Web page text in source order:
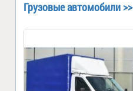
Грузовые автомобили >>